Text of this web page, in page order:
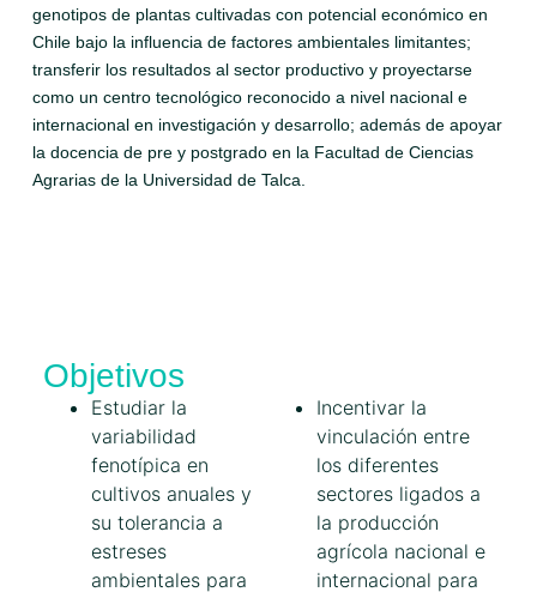
genotipos de plantas cultivadas con potencial económico en
Chile bajo la influencia de factores ambientales limitantes;
transferir los resultados al sector productivo y proyectarse
como un centro tecnológico reconocido a nivel nacional e
internacional en investigación y desarrollo; además de apoyar
la docencia de pre y postgrado en la Facultad de Ciencias
Agrarias de la Universidad de Talca.
Objetivos
Estudiar la
variabilidad
fenotípica en
cultivos anuales y
su tolerancia a
estreses
ambientales para
Incentivar la
vinculación entre
los diferentes
sectores ligados a
la producción
agrícola nacional e
internacional para